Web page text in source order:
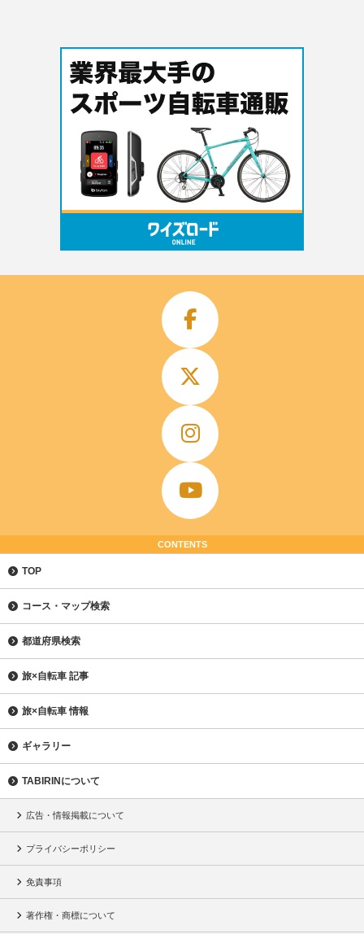
CONTENTS
TOP
コース・マップ検索
都道府県検索
旅×自転車 記事
旅×自転車 情報
ギャラリー
TABIRINについて
広告・情報掲載について
プライバシーポリシー
免責事項
著作権・商標について